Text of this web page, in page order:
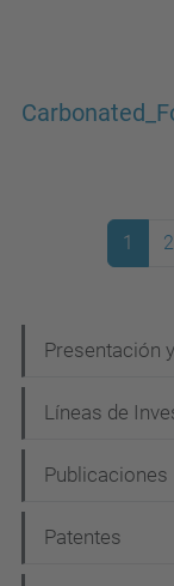
1 2
a
v
g
a
Presentación
Líneas de
Publicaciones
Patentes